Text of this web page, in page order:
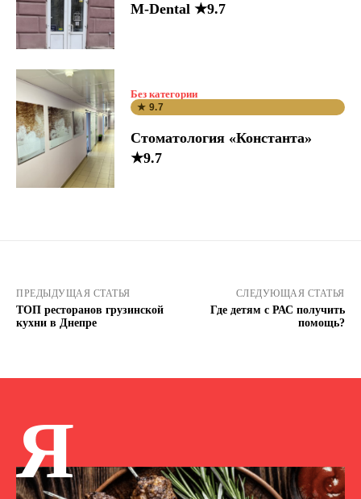
M-Dental ★9.7
Без категории
★ 9.7
Стоматология «Константа»
★9.7
ПРЕДЫДУЩАЯ СТАТЬЯ
ТОП ресторанов грузинской
кухни в Днепре
СЛЕДУЮЩАЯ СТАТЬЯ
Где детям с РАС получить
помощь?
Я